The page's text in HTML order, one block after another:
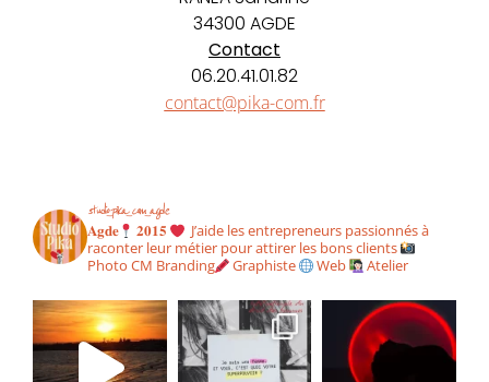
34300 AGDE
Contact
06.20.41.01.82
contact@pika-com.fr
studio_pika_com_agde
𝐀𝐠𝐝𝐞 𝟐𝟎𝟏𝟓
J’aide les entrepreneurs passionnés à
raconter leur métier pour attirer les bons clients
Photo CM Branding
Graphiste Web Atelier